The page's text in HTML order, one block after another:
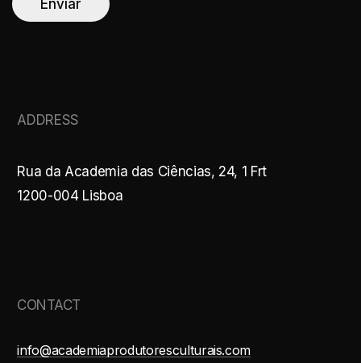
Enviar
ADDRESS
Rua da Academia das Ciências, 24, 1 Frt
1200-004 Lisboa
CONTACT
info@academiaprodutoresculturais.com